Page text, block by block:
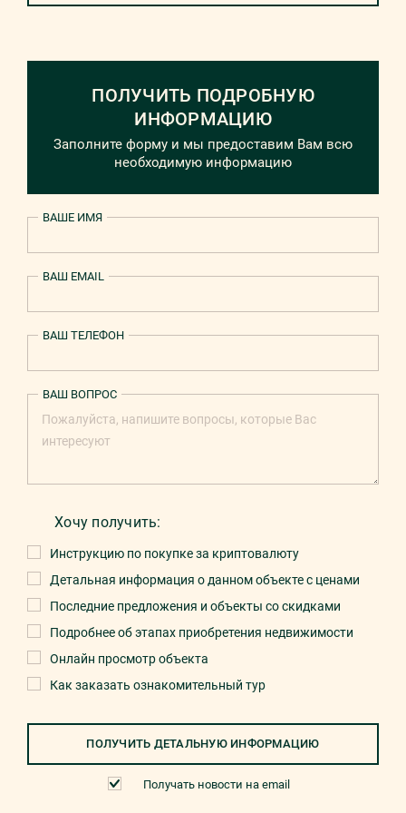
ПОЛУЧИТЬ ПОДРОБНУЮ
ИНФОРМАЦИЮ
Заполните форму и мы предоставим Вам всю
необходимую информацию
ВАШЕ ИМЯ
ВАШ EMAIL
ВАШ ТЕЛЕФОН
Хочу получить:
Инструкцию по покупке за криптовалюту
Детальная информация о данном объекте с ценами
Последние предложения и объекты со скидками
Подробнее об этапах приобретения недвижимости
Онлайн просмотр объекта
Как заказать ознакомительный тур
ВАШ ВОПРОС
ПОЛУЧИТЬ ДЕТАЛЬНУЮ ИНФОРМАЦИЮ
Получать новости на email